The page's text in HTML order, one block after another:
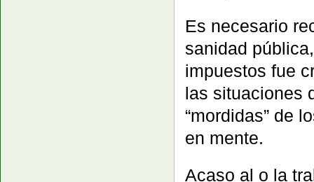
Es necesario
sanidad
impuestos fue
las situaciones
“mordidas” de
en mente.
Acaso al o la